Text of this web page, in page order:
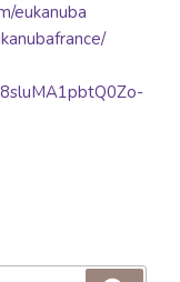
eukanuba